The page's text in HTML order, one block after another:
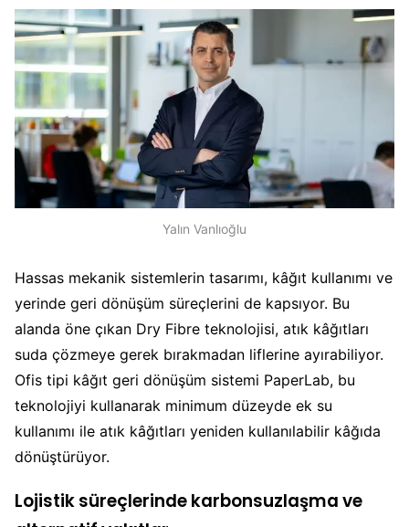
Yalın Vanlıoğlu
Hassas mekanik sistemlerin tasarımı, kâğıt kullanımı ve
yerinde geri dönüşüm süreçlerini de kapsıyor. Bu
alanda öne çıkan Dry Fibre teknolojisi, atık kâğıtları
suda çözmeye gerek bırakmadan liflerine ayırabiliyor.
Ofis tipi kâğıt geri dönüşüm sistemi PaperLab, bu
teknolojiyi kullanarak minimum düzeyde ek su
kullanımı ile atık kâğıtları yeniden kullanılabilir kâğıda
dönüştürüyor.
Lojistik süreçlerinde karbonsuzlaşma ve